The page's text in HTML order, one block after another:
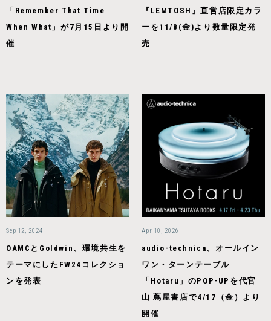
「Remember That Time
When What」が7月15日より開
催
『LEMTOSH』直営店限定カラ
ーを11/8(金)より数量限定発
売
Sep 12, 2024
OAMCとGoldwin、環境共生を
テーマにしたFW24コレクショ
ンを発表
Apr 10, 2026
audio-technica、オールイン
ワン・ターンテーブル
「Hotaru」のPOP-UPを代官
山 蔦屋書店で4/17（金）より
開催